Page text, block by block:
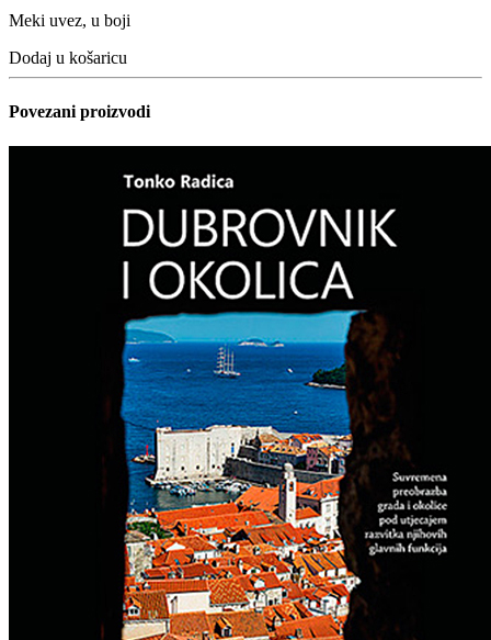
Meki uvez, u boji
Dodaj u košaricu
Povezani proizvodi